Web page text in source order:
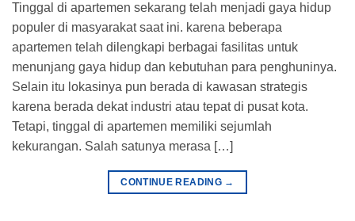
Tinggal di apartemen sekarang telah menjadi gaya hidup
populer di masyarakat saat ini. karena beberapa
apartemen telah dilengkapi berbagai fasilitas untuk
menunjang gaya hidup dan kebutuhan para penghuninya.
Selain itu lokasinya pun berada di kawasan strategis
karena berada dekat industri atau tepat di pusat kota.
Tetapi, tinggal di apartemen memiliki sejumlah
kekurangan. Salah satunya merasa […]
CONTINUE READING →